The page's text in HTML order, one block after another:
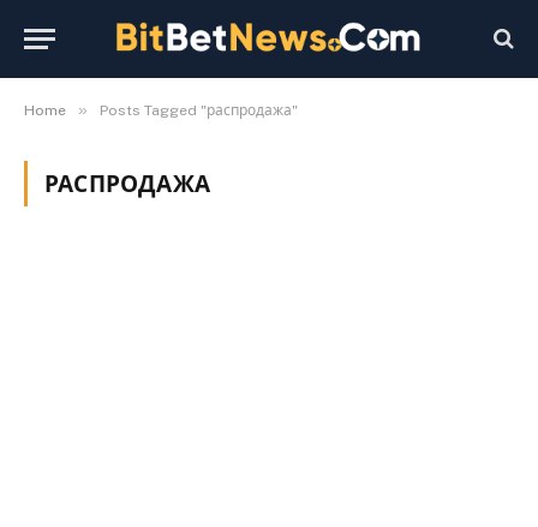
Home » Posts Tagged "распродажа"
РАСПРОДАЖА